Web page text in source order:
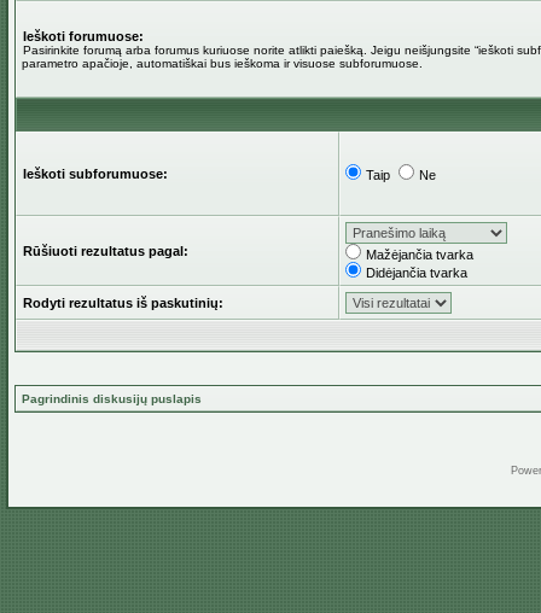
Ieškoti forumuose:
Pasirinkite forumą arba forumus kuriuose norite atlikti paiešką. Jeigu neišjungsite “ieškoti
parametro apačioje, automatiškai bus ieškoma ir visuose subforumuose.
Ieškoti subforumuose: Taip Ne
Rūšiuoti rezultatus pagal:
Mažėjančia tvarka
Didėjančia tvarka
Rodyti rezultatus iš paskutinių:
Pagrindinis diskusijų puslapis